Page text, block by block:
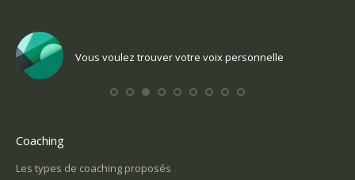
Vous voulez trouver votre voix personnelle
Coaching
Les types de coaching proposés